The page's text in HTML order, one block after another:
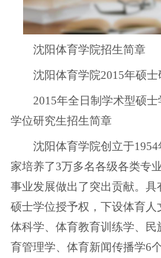
沈阳体育学院招生简章
沈阳体育学院2015年硕士
2015年全日制学术型硕士
学位研究生招生简章
沈阳体育学院创立于1954
家培养了3万多名各级各类专
事业发展做出了突出贡献。具
硕士学位授予权，下设体育人
体科学、体育教育训练学、民
育管理学、体育新闻传播学6